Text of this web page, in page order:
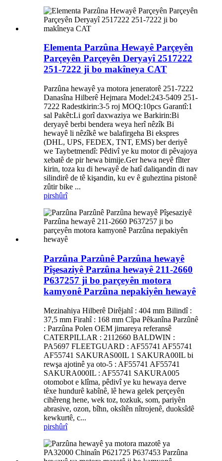
Elementa Parzûna Hewayê Parçeyên
Parçeyên Parçeyên Deryayî 2517222
251-7222 ji bo makîneya CAT
Parzûna hewayê ya motora jeneratorê 251-7222
Danasîna Hilberê Hejmara Model:243-5409 251-
7222 Radestkirin:3-5 roj MOQ:10pcs Garantî:1
sal Pakêt:Li gorî daxwaziya we Barkirin:Bi
deryayê berbi bendera weya herî nêzîk Bi
hewayê li nêzîkê we balafirgeha Bi ekspres
(DHL, UPS, FEDEX, TNT, EMS) ber deriyê
we Taybetmendî: Pêdivî ye ku motor di pêvajoya
xebatê de pir hewa bimije.Ger hewa neyê fîlter
kirin, toza ku di hewayê de hatî daliqandin di nav
silindirê de tê kişandin, ku ev ê guheztina pistonê
zûtir bike ...
pirshûrî
Parzûna Parzûnê Parzûna hewayê
Pîşesaziyê Parzûna hewayê 211-2660
P637257 ji bo parçeyên motora
kamyonê Parzûna nepakiyên hewayê
Mezinahiya Hilberê Dirêjahî : 404 mm Bilindî :
37,5 mm Firahî : 168 mm Cîpa Pêkanîna Parzûnê
: Parzûna Polen OEM jimareya referansê
CATERPILLAR : 2112660 BALDWIN :
PA5697 FLEETGUARD : AF55741 AF55741
AF55741 SAKURAS00IL 1 SAKURA00IL bi
rewşa ajotinê ya oto-5 : AF55741 AF55741
SAKURA000IL : AF55741 SAKURA005
otomobot e klîma, pêdivî ye ku hewaya derve
têxe hundurê kabînê, lê hewa gelek perçeyên
cihêreng hene, wek toz, tozkuk, som, pariyên
abrasive, ozon, bîhn, oksîtên nîtrojenê, duoksîdê
kewkurtê, c...
pirshûrî